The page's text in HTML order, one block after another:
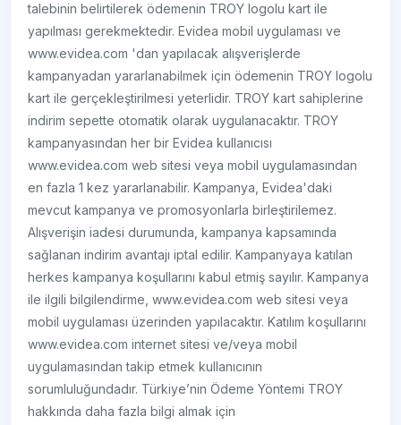
talebinin belirtilerek ödemenin TROY logolu kart ile
yapılması gerekmektedir. Evidea mobil uygulaması ve
www.evidea.com 'dan yapılacak alışverişlerde
kampanyadan yararlanabilmek için ödemenin TROY logolu
kart ile gerçekleştirilmesi yeterlidir. TROY kart sahiplerine
indirim sepette otomatik olarak uygulanacaktır. TROY
kampanyasından her bir Evidea kullanıcısı
www.evidea.com web sitesi veya mobil uygulamasından
en fazla 1 kez yararlanabilir. Kampanya, Evidea'daki
mevcut kampanya ve promosyonlarla birleştirilemez.
Alışverişin iadesi durumunda, kampanya kapsamında
sağlanan indirim avantajı iptal edilir. Kampanyaya katılan
herkes kampanya koşullarını kabul etmiş sayılır. Kampanya
ile ilgili bilgilendirme, www.evidea.com web sitesi veya
mobil uygulaması üzerinden yapılacaktır. Katılım koşullarını
www.evidea.com internet sitesi ve/veya mobil
uygulamasından takip etmek kullanıcının
sorumluluğundadır. Türkiye’nin Ödeme Yöntemi TROY
hakkında daha fazla bilgi almak için